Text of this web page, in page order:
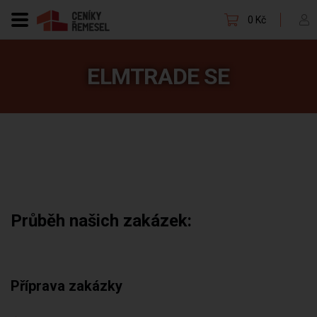
0 Kč
ELMTRADE SE
Průběh našich zakázek:
Příprava zakázky